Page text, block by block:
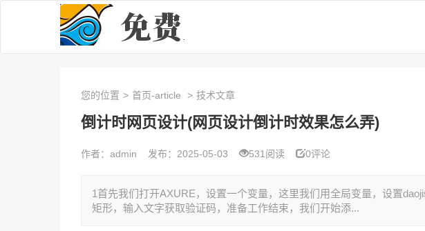
您的位置 > 首页-article > 技术文章
倒计时网页设计(网页设计倒计时效果怎么弄)
作者：admin 发布：2025-05-03 531阅读 0评论
1首先我们打开AXURE，设置一个变量，这里我们用全局变量，设置
矩形，输入文字获取验证码，准备工作结束，我们开始添...